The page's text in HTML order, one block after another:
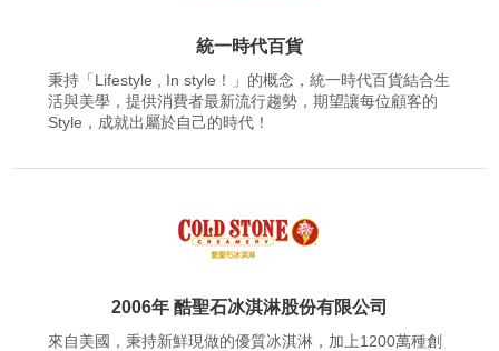
統一時代百貨
秉持「Lifestyle , In style！」的概念，統一時代百貨結合生
活與美學，提供消費者最新流行趨勢，期望讓每位顧客的
Style，成就出屬於自己的時代！
2006年 酷聖石冰淇淋股份有限公司
來自美國，秉持新鮮現做的優質冰淇淋，加上1200萬種創